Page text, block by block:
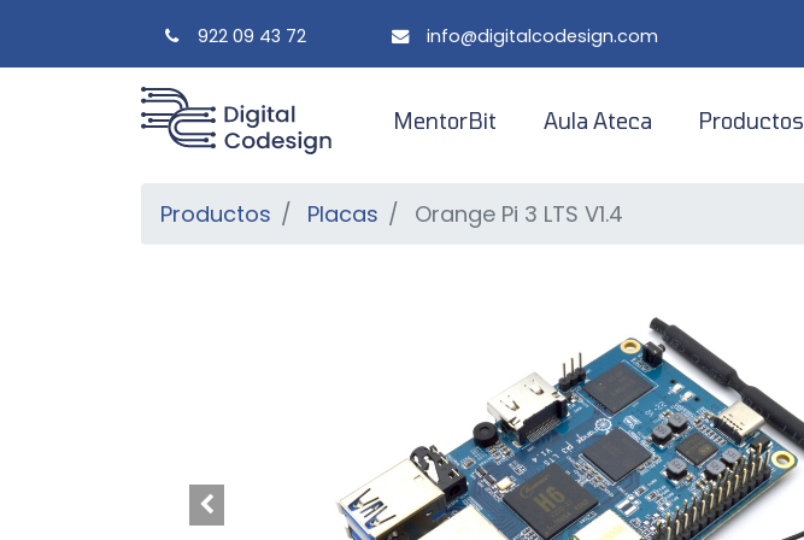
922 09 43 72 info@digitalcodesign.com
MentorBit Aula Ateca Productos
Productos Placas Orange Pi 3 LTS V1.4